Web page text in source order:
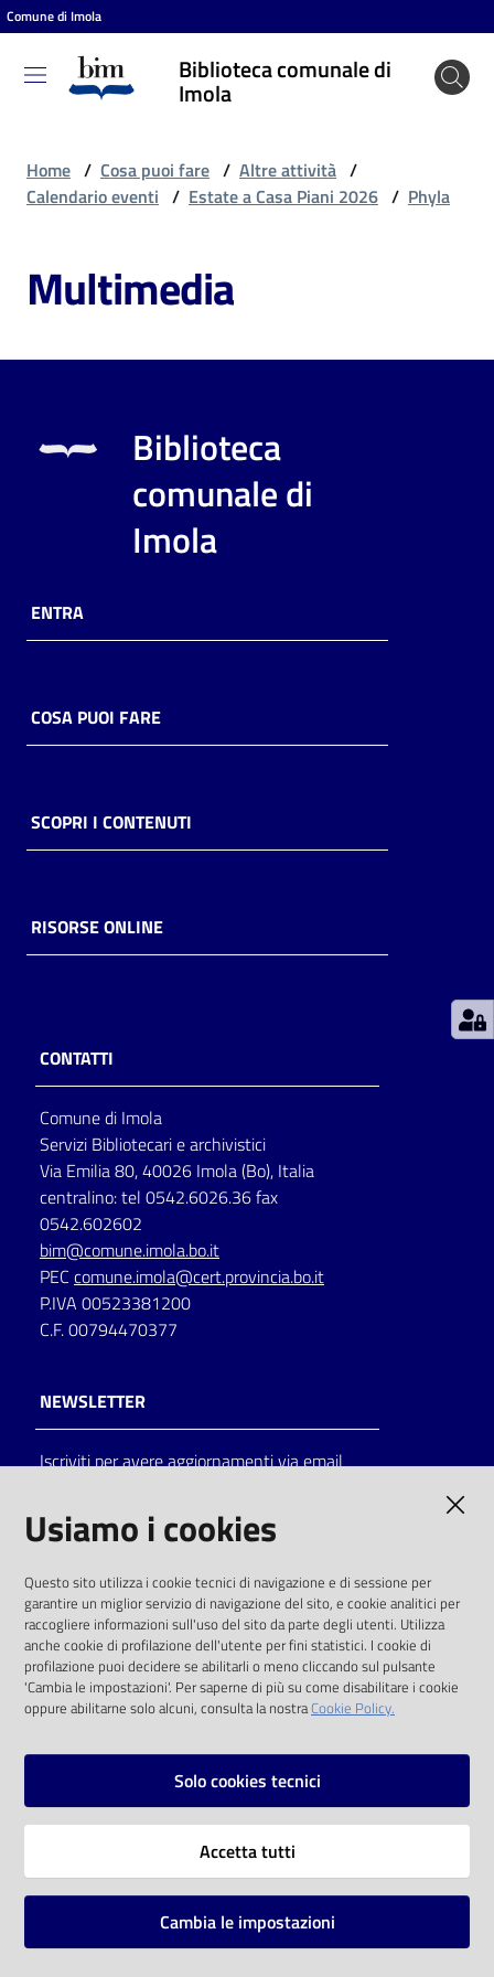
Vai al contenuto
Vai alla navigazione
Vai al footer
Comune di Imola
Biblioteca comunale di
Imola
Biblioteca
comunale
puoi
Risorse
online
Casa
Piani
storico
per
lettura
Seguici
su
Catalogo
on line
Eventi
Chiedi al
bibliotecario
Home / Cosa puoi fare / Altre attività /
Calendario eventi / Estate a Casa Piani 2026 / Phyla
Multimedia
Biblioteca
comunale di
Imola
ENTRA
COSA PUOI FARE
SCOPRI I CONTENUTI
RISORSE ONLINE
CONTATTI
Comune di Imola
Servizi Bibliotecari e archivistici
Via Emilia 80, 40026 Imola (Bo), Italia
centralino: tel 0542.6026.36 fax
0542.602602
bim@comune.imola.bo.it
PEC comune.imola@cert.provincia.bo.it
P.IVA 00523381200
C.F. 00794470377
NEWSLETTER
Iscriviti per avere aggiornamenti via email
solo alle condizioni previste dalla direttiva
comunitaria 2003/98/CE e dal d.lgs. 36/2006
SOCIAL
Instagram
Vai alla pagina
Mappa del sito
Usiamo i cookies
Questo sito utilizza i cookie tecnici di navigazione e di sessione per
garantire un miglior servizio di navigazione del sito, e cookie analitici per
raccogliere informazioni sull'uso del sito da parte degli utenti. Utilizza
anche cookie di profilazione dell'utente per fini statistici. I cookie di
profilazione puoi decidere se abilitarli o meno cliccando sul pulsante
'Cambia le impostazioni'. Per saperne di più su come disabilitare i cookie
oppure abilitarne solo alcuni, consulta la nostraCookie Policy.
Solo cookies tecnici
Accetta tutti
Cambia le impostazioni